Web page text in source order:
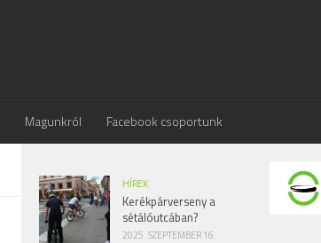
Magunkról Facebook csoportunk
HÍREK
Kerékpárverseny a
sétálóutcában?
2025. SZEPTEMBER 16.